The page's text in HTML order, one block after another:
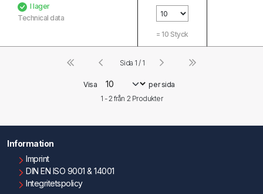
I lager
Technical data
= 10 Styck
Visa
per sida
1 - 2 från 2 Produkter
Sida 1 / 1
Information
Imprint
DIN EN ISO 9001 & 14001
Integritetspolicy